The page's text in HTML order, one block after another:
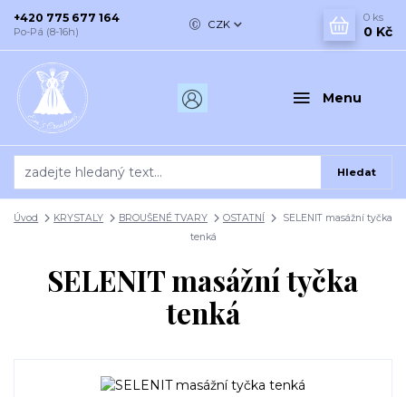
Menu
CZK
Hledat
+420 775 677 164
Po-Pá (8-16h)
0 ks
0 Kč
Úvod KRYSTALY BROUŠENÉ TVARY OSTATNÍ
SELENIT masážní tyčka
tenká
SELENIT masážní tyčka
tenká